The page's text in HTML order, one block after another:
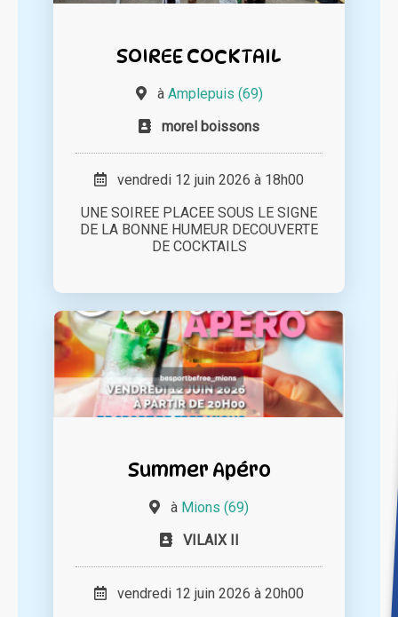
SOIREE COCKTAIL
à Amplepuis (69)
morel boissons
vendredi 12 juin 2026 à 18h00
UNE SOIREE PLACEE SOUS LE SIGNE
DE LA BONNE HUMEUR DECOUVERTE
DE COCKTAILS
Summer Apéro
à Mions (69)
VILAIX II
vendredi 12 juin 2026 à 20h00